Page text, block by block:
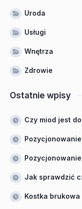
Uroda
Usługi
Wnętrza
Zdrowie
Ostatnie wpisy
Czy miod jest
Jak sprawdzić
Kostka